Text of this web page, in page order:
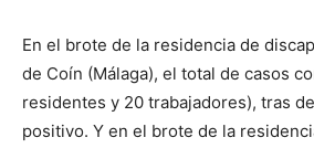
En el brote de la residencia de
de Coín (Málaga), el total de casos
residentes y 20 trabajadores), tras
positivo. Y en el brote de la